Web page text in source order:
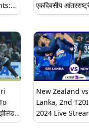
1-
NZ
एकदिवसीय
क्रिकेटमध्ये
कामगिरी
आहे
New Zealand
Lanka, 2nd
2024 Live
India: न्यूझीलंड